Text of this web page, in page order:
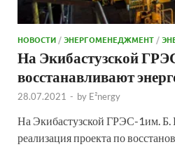
НОВОСТИ/ЭНЕРГОМЕНЕДЖМЕНТ/
На Экибастузской
восстанавливают
28.07.2021 - by E²nergy
На Экибастузской ГРЭС-1им. Б.
реализация проекта по